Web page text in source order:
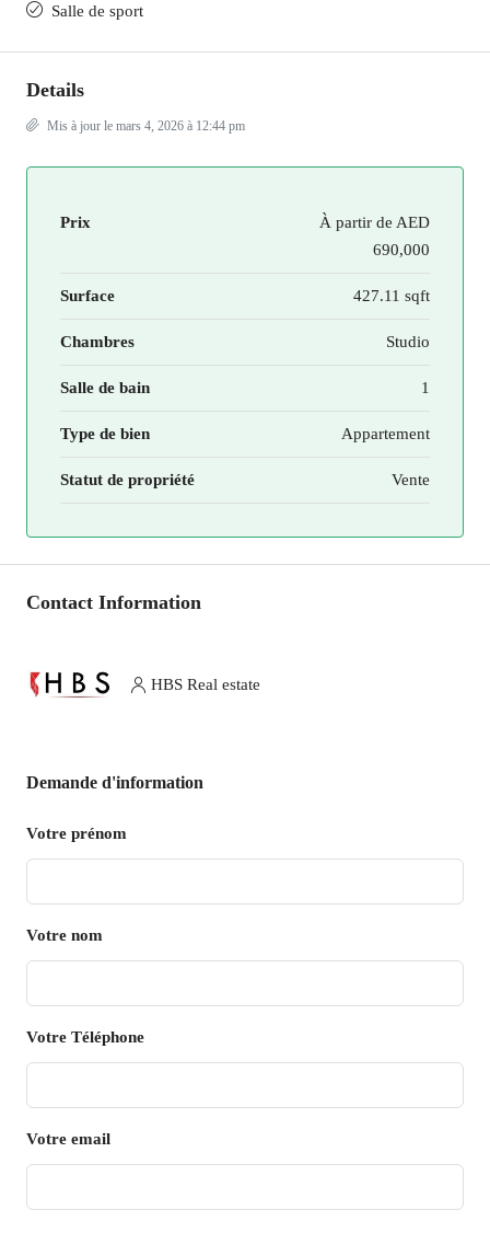
Salle de sport
Details
Mis à jour le mars 4, 2026 à 12:44 pm
Prix À partir de AED
690,000
Surface 427.11 sqft
Chambres Studio
Salle de bain 1
Type de bien Appartement
Statut de propriété Vente
Contact Information
HBS Real estate
Demande d'information
Votre prénom
Votre nom
Votre Téléphone
Votre email